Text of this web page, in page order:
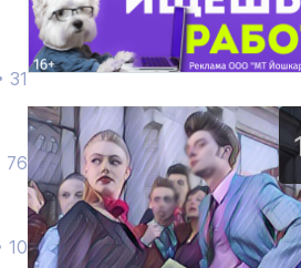
31
76
10